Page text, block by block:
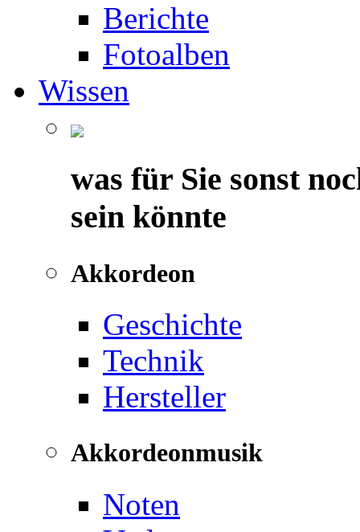
Berichte
Fotoalben
Wissen
was für Sie sonst
sein könnte
Akkordeon
Geschichte
Technik
Hersteller
Akkordeonmusik
Noten